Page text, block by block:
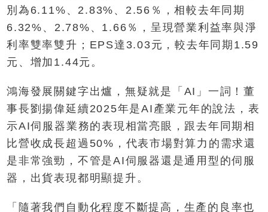
別為6.11%、2.83%、2.56％，相較去年同期
6.32%、2.78%、1.66％，呈現營業利益率與淨
利率雙率雙升；EPS達3.03元，較去年同期1.59
元、增加1.44元。
鴻海發展關鍵字出爐，無疑就是「AI」一詞！董
事長劉揚偉延續2025年是AI產業元年的說法，表
示AI伺服器業務的表現相當亮眼，跟去年同期相
比營收成長超過50%，代表市場對算力的需求還
是非常強勁，不管是AI伺服器還是通用型的伺服
器，出貨表現都明顯提升。
「隨著我們自動化程度不斷提高，生產的良率也